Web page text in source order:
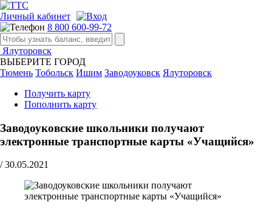
Личный кабинет
8 800 600-99-72
Ялуторовск
ВЫБЕРИТЕ ГОРОД
Тюмень Тобольск Ишим Заводоуковск Ялуторовск
Получить карту
Пополнить карту
Заводоуковские школьники получают
электронные транспортные карты «Учащийся»
/ 30.05.2021